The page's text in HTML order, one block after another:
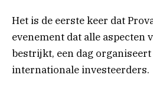
Het is de eerste keer dat
evenement dat alle aspecten
bestrijkt, een dag
internationale investeerders.